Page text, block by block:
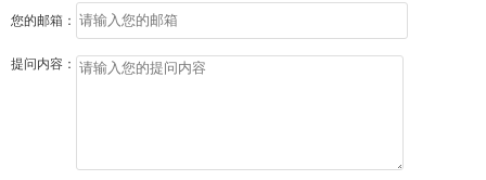
您的邮箱：
提问内容：